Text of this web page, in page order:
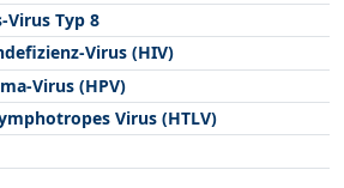
Virus Typ 8
Virus (HIV)
Virus (HPV)
Virus (HTLV)